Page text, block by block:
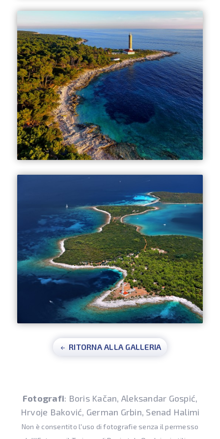
RITORNA ALLA GALLERIA
Fotografi: Boris Kačan, Aleksandar Gospić,
Hrvoje Baković, German Grbin, Senad Halimi
Non è consentito l'uso di fotografie senza il permesso